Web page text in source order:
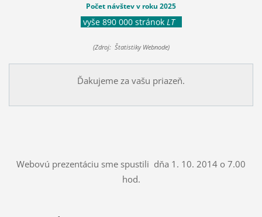
Počet návštev v roku 2025
vyše 890 000 stránok LT
(Zdroj: Štatistiky Webnode)
Ďakujeme za vašu priazeň.
Webovú prezentáciu sme spustili dňa 1. 10. 2014 o 7.00
hod.